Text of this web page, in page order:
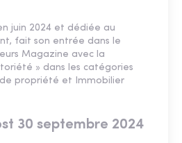
juin 2024 et dédiée au
fait son entrée dans le
Magazine avec la
» dans les catégories
propriété et Immobilier
30 septembre 2024